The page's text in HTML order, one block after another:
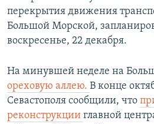
перекрытия движения
Большой Морской,
воскресенье, 22 декабря.
На минувшей неделе на
ореховую аллею. В конце
Севастополя сообщили, что
реконструкции главной